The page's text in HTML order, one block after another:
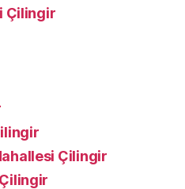
Çilingir
Çilingir